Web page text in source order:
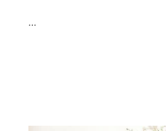
...